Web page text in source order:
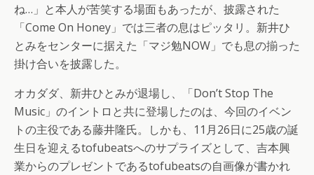
ね…」と本人が苦笑する場面もあったが、披露された
「Come On Honey」では三者の息はピッタリ。新井ひ
とみをセンターに据えた「マジ勉NOW」でも息の揃った
掛け合いを披露した。
オカダダ、新井ひとみが退場し、「Don’t Stop The
Music」のイントロと共に登場したのは、今回のイベン
トの主役である藤井隆氏。しかも、11月26日に25歳の誕
生日を迎えるtofubeatsへのサプライズとして、吉本興
業からのプレゼントであるtofubeatsの自画像が書かれ